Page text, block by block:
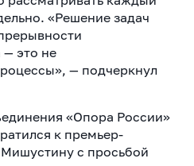
«Решение задач
— это не
— подчеркнул
«Опора России»
к премьер-
с просьбой